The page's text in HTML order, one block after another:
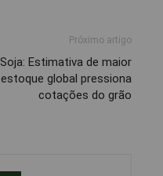
Próximo artigo
Soja: Estimativa de maior
estoque global pressiona
cotações do grão